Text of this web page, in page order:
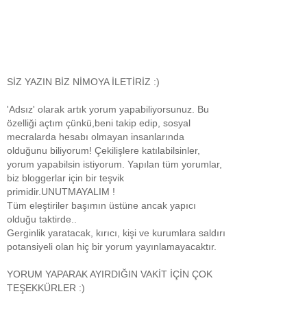
SİZ YAZIN BİZ NİMOYA İLETİRİZ :)
'Adsız' olarak artık yorum yapabiliyorsunuz. Bu
özelliği açtım çünkü,beni takip edip, sosyal
mecralarda hesabı olmayan insanlarında
olduğunu biliyorum! Çekilişlere katılabilsinler,
yorum yapabilsin istiyorum. Yapılan tüm yorumlar,
biz bloggerlar için bir teşvik
primidir.UNUTMAYALIM !
Tüm eleştiriler başımın üstüne ancak yapıcı
olduğu taktirde..
Gerginlik yaratacak, kırıcı, kişi ve kurumlara saldırı
potansiyeli olan hiç bir yorum yayınlamayacaktır.
YORUM YAPARAK AYIRDIĞIN VAKİT İÇİN ÇOK
TEŞEKKÜRLER :)